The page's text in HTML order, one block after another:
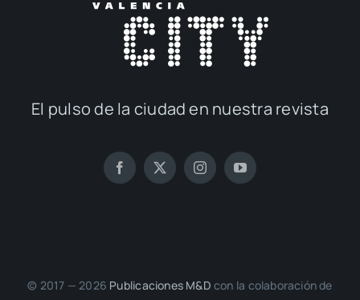
El pul­so de la ciu­dad en nues­tra revis­ta
© 2017 — 2026 Publi­ca­cio­nes M&D con la cola­bo­ra­ción de